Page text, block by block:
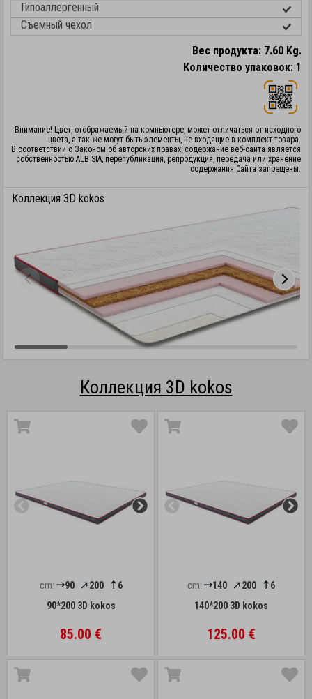
Гипоаллергенный
Съемный чехол
Вес продукта: 7.60 Kg.
Количество упаковок: 1
Внимание! Цвет, отображаемый на компьютере, может отличаться от исходного
цвета, а так-же могут быть элементы, не входящие в комплект товара.
В соответствии с Законом об авторских правах, содержание веб-сайта является
собственностью ALB SIA, перепубликация, репродукция, передача или хранение
содержания Сайта запрещены.
Коллекция 3D kokos
Коллекция 3D kokos
cm: 90 200
6
90*200 3D kokos
85.00 €
cm: 140 200
6
140*200 3D kokos
125.00 €